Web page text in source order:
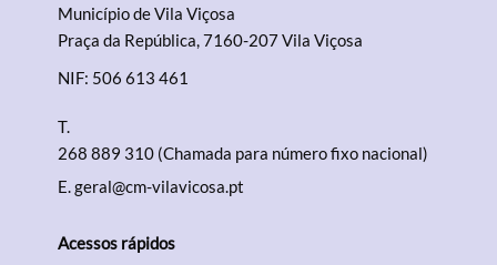
Município de Vila Viçosa
Praça da República, 7160-207 Vila Viçosa
NIF: 506 613 461
T.
268 889 310 (Chamada para número fixo nacional)
E.geral@cm-vilavicosa.pt
Acessos rápidos